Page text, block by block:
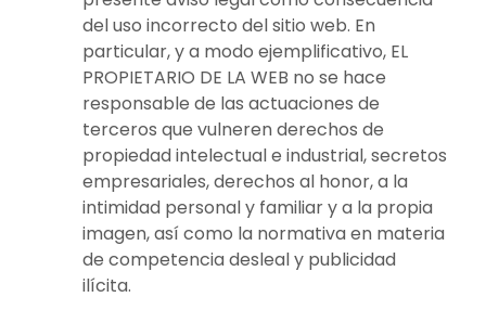
del uso incorrecto del sitio web. En
particular, y a modo ejemplificativo, EL
PROPIETARIO DE LA WEB no se hace
responsable de las actuaciones de
terceros que vulneren derechos de
propiedad intelectual e industrial, secretos
empresariales, derechos al honor, a la
intimidad personal y familiar y a la propia
imagen, así como la normativa en materia
de competencia desleal y publicidad
ilícita.